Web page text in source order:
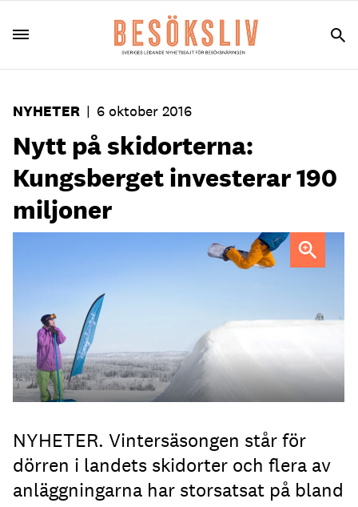
NYHETER | 6 oktober 2016
Nytt på skidorterna:
Kungsberget investerar 190
miljoner
Kungsberget har investerat 190 miljoner kronor inför den
NYHETER. Vintersäsongen står för
dörren i landets skidorter och flera av
anläggningarna har storsatsat på bland